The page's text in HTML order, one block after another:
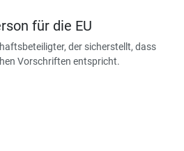
für die EU
der sicherstellt, dass
Vorschriften entspricht.